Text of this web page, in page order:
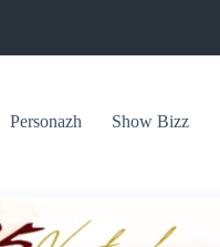
Personazh Show Bizz